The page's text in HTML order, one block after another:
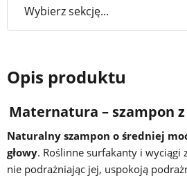
Opis produktu
Maternatura – szampon
Naturalny szampon o średniej
głowy. Roślinne surfakanty i wyciągi
nie podrażniając jej, uspokoją